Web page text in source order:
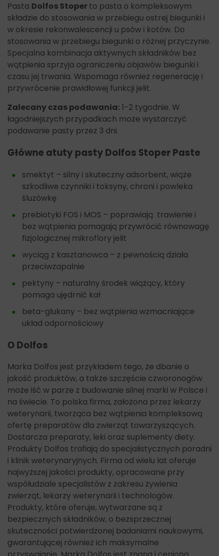
Pasta Dolfos Stoperto pasta o kompleksowym
składzie do stosowania w przebiegu ostrej biegunki i
w okresie rekonwalescencji u psów i kotów. Do
stosowania w przebiegu biegunki o różnej przyczynie.
Specjalna kombinacja aktywnych składników bez
wątpienia sprzyja ograniczeniu objawów biegunki i
czasu jej trwania. Wspomaga również regenerację i
przywrócenie prawidłowej funkcji jelit.
Zalecany czas podawania:1-2 tygodnie. W
łagodniejszych przypadkach może wystarczyć
podawanie pasty przez 3 dni.
Główne atuty pasty Dolfos Stoper Paste
smektyt – silny i skuteczny adsorbent, wiąże
szkodliwe czynniki i toksyny, chroni i powleka
śluzówkę
prebiotyki FOS i MOS – poprawiają trawienie i
bez wątpienia pomagają przywrócić równowagę
fizjologicznej mikroflory jelit
wyciąg z kasztanowca – z pewnością działa
przeciwzapalnie
pektyny – naturalny środek wiążący, który
pomaga ujędrnić kał
beta-glukany – bez wątpienia wzmacniające
układ odpornościowy
O Dolfos
Marka Dolfos jest przykładem tego, że dbanie o
jakość produktów, a także szczęście czworonogów
może iść w parze z budowanie silnej marki w Polsce i
na świecie. To polska firma, założona przez lekarzy
weterynarii, tworząca bez wątpienia kompleksową
ofertę preparatów dla zwierząt towarzyszących.
Dostarcza preparaty, leki oraz suplementy diety.
Produkty Dolfos trafiają do specjalistycznych poradni
i klinik weterynaryjnych. Firma od wielu lat oferuje
najwyższej jakości produkty, opracowane przy
współudziale specjalistów z zakresu żywienia
zwierząt, lekarzy weterynarii i technologów.
Produkty, które oferuje, wytwarzane są z
bezpiecznych składników, o bezsprzecznej
skuteczności potwierdzonej badaniami naukowymi,
gwarantującej również ich maksymalne